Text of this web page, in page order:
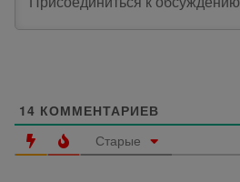
14 КОММЕНТАРИЕВ
Старые